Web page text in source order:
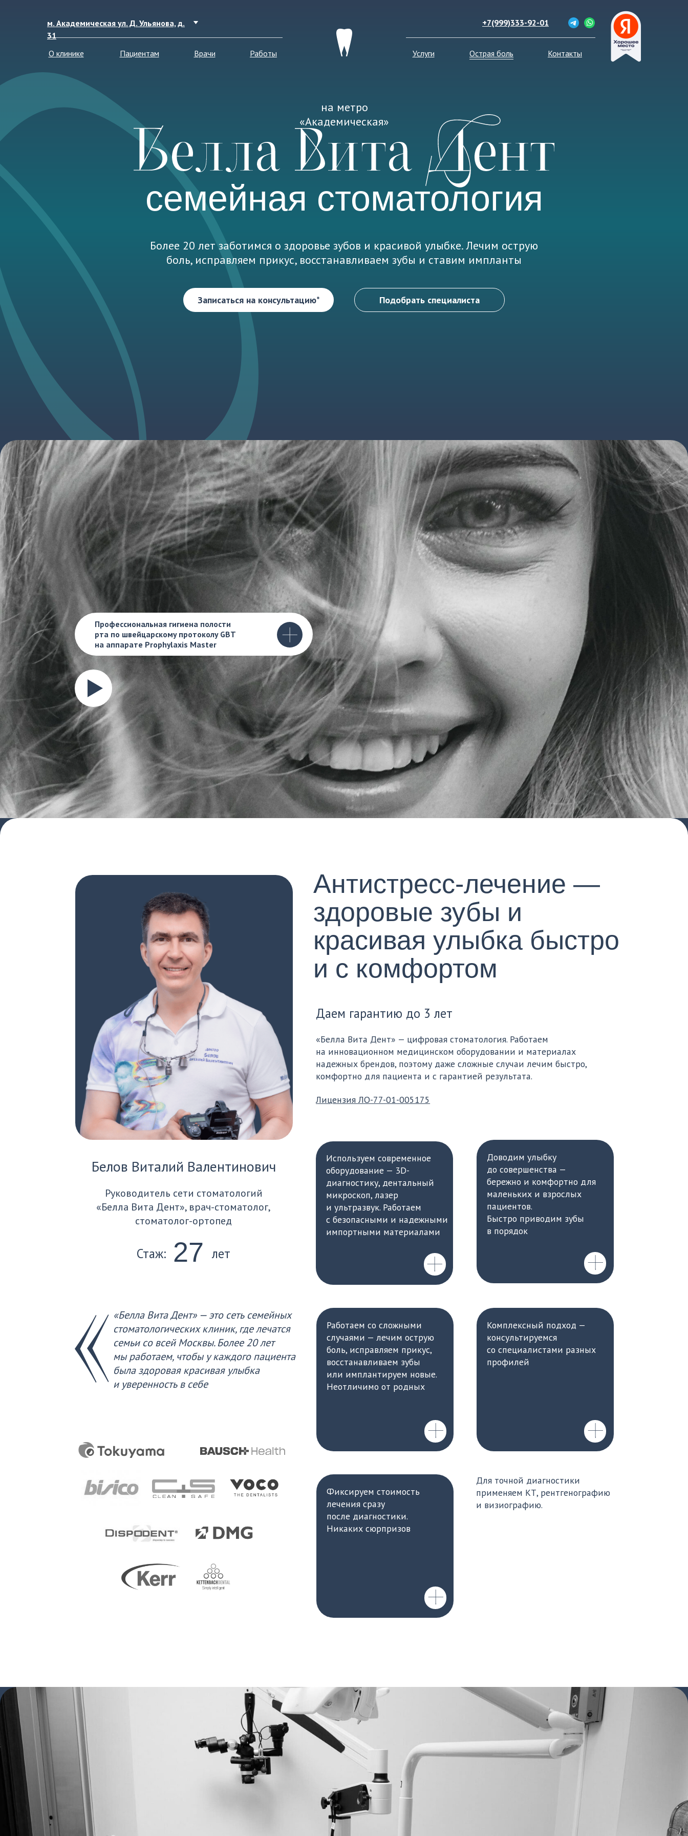
+7(999)333-92-01
Услуги Контакты
м. Академическая ул. Д. Ульянова, д.
31
О клинике
Пациентам Врачи Работы Острая боль
семейная стоматология
Более 20 лет заботимся о здоровье зубов и красивой улыбке. Лечим острую
боль, исправляем прикус, восстанавливаем зубы и ставим импланты
Записаться на консультацию* Подобрать специалиста
на метро
«Академическая»
Профессиональная гигиена полости
рта по швейцарскому протоколу GBT
на аппарате Prophylaxis Master
Для точной диагностики
и визиографию.
Антистресс-лечение —
здоровые зубы и
Даем гарантию до 3 лет
«Белла Вита Дент» — цифровая стоматология. Работаем
на инновационном медицинском оборудовании и материалах
надежных брендов, поэтому даже сложные случаи лечим быстро,
комфортно для пациента и с гарантией результата.
Используем современное
оборудование — 3D-
диагностику, дентальный
микроскоп, лазер
и ультразвук. Работаем
импортными материалами
Работаем со сложными
случаями — лечим острую
боль, исправляем прикус,
восстанавливаем зубы
Неотличимо от родных
Комплексный подход —
консультируемся
со специалистами разных
профилей
Фиксируем стоимость
лечения сразу
после диагностики.
Никаких сюрпризов
до совершенства —
бережно и комфортно для
маленьких и взрослых
пациентов.
Белов Виталий Валентинович
Руководитель сети стоматологий
«Белла Вита Дент», врач-стоматолог,
стоматолог-ортопед
Стаж: 27 лет
«Белла Вита Дент» — это сеть семейных
стоматологических клиник, где лечатся
семьи со всей Москвы. Более 20 лет
мы работаем, чтобы у каждого пациента
была здоровая красивая улыбка